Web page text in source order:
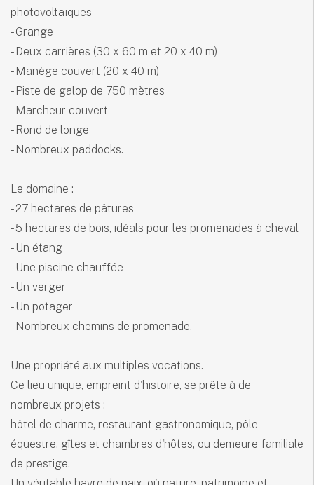
photovoltaïques
- Grange
- Deux carrières (30 x 60 m et 20 x 40 m)
- Manège couvert (20 x 40 m)
- Piste de galop de 750 mètres
- Marcheur couvert
- Rond de longe
- Nombreux paddocks.
Le domaine :
- 27 hectares de pâtures
- 5 hectares de bois, idéals pour les promenades à cheval
- Un étang
- Une piscine chauffée
- Un verger
- Un potager
- Nombreux chemins de promenade.
Une propriété aux multiples vocations.
Ce lieu unique, empreint d'histoire, se prête à de
nombreux projets :
hôtel de charme, restaurant gastronomique, pôle
équestre, gîtes et chambres d'hôtes, ou demeure familiale
de prestige.